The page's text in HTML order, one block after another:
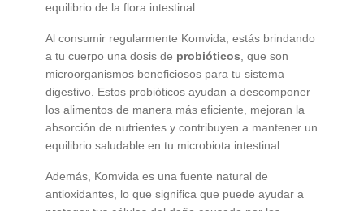
equilibrio de la flora intestinal.
Al consumir regularmente Komvida, estás brindando
a tu cuerpo una dosis de probióticos , que son
microorganismos beneficiosos para tu sistema
digestivo. Estos probióticos ayudan a descomponer
los alimentos de manera más eficiente, mejoran la
absorción de nutrientes y contribuyen a mantener un
equilibrio saludable en tu microbiota intestinal.
Además, Komvida es una fuente natural de
antioxidantes, lo que significa que puede ayudar a